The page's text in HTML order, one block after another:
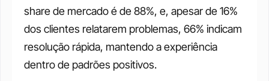
share de mercado é de 88%, e, apesar de 16%
dos clientes relatarem problemas, 66% indicam
resolução rápida, mantendo a experiência
dentro de padrões positivos.